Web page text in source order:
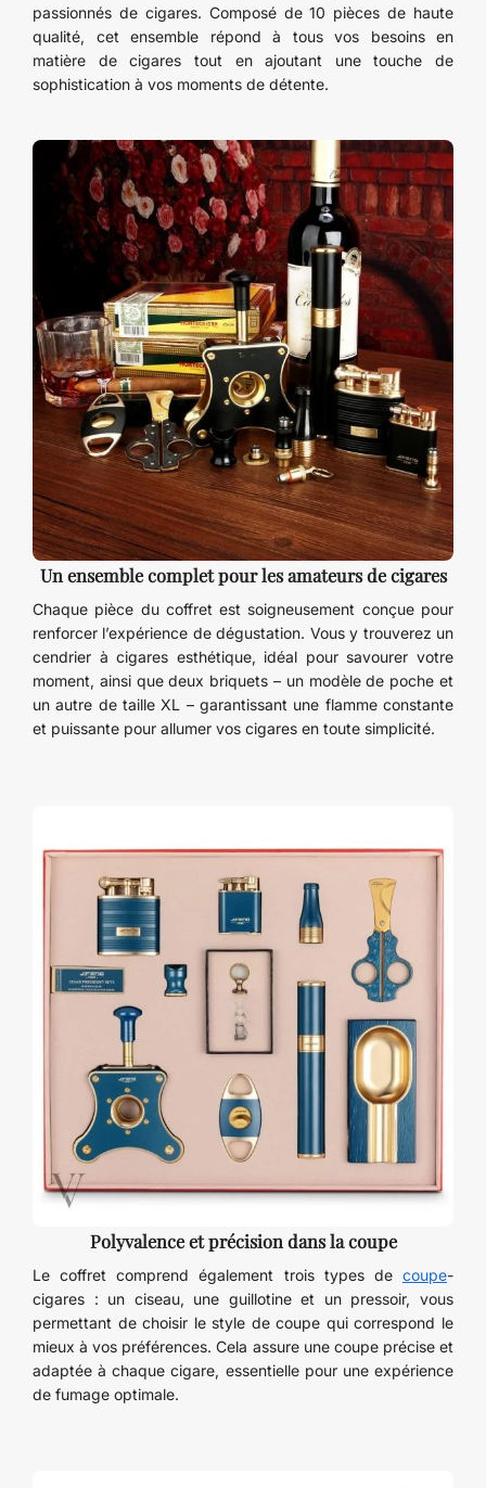
passionnés de cigares. Composé de 10 pièces de haute
qualité, cet ensemble répond à tous vos besoins en
matière de cigares tout en ajoutant une touche de
sophistication à vos moments de détente.
Un ensemble complet pour les amateurs de cigares
Chaque pièce du coffret est soigneusement conçue pour
renforcer l’expérience de dégustation. Vous y trouverez un
cendrier à cigares esthétique, idéal pour savourer votre
moment, ainsi que deux briquets – un modèle de poche et
un autre de taille XL – garantissant une flamme constante
et puissante pour allumer vos cigares en toute simplicité.
Polyvalence et précision dans la coupe
Le coffret comprend également trois types de coupe-
cigares : un ciseau, une guillotine et un pressoir, vous
permettant de choisir le style de coupe qui correspond le
mieux à vos préférences. Cela assure une coupe précise et
adaptée à chaque cigare, essentielle pour une expérience
de fumage optimale.